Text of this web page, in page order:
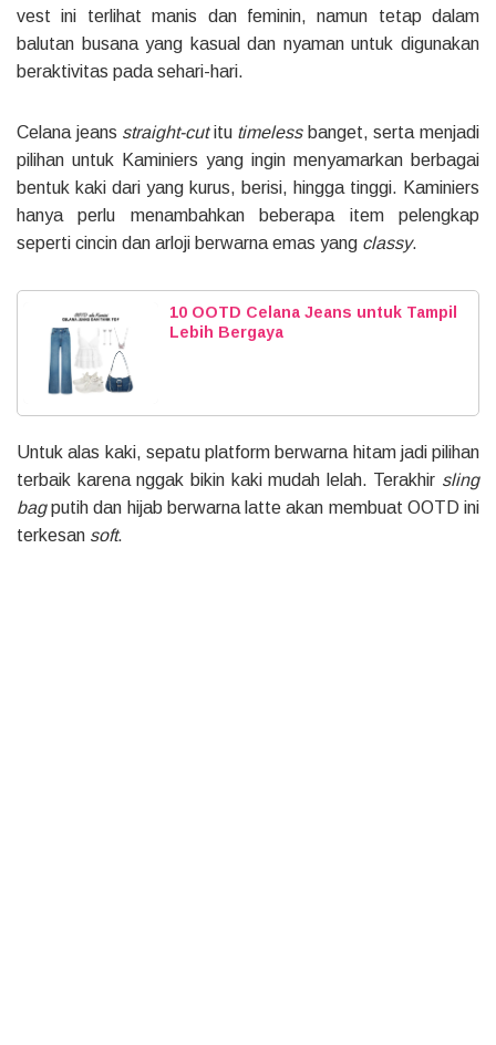
vest ini terlihat manis dan feminin, namun tetap dalam
balutan busana yang kasual dan nyaman untuk digunakan
beraktivitas pada sehari-hari.
Celana jeans straight-cutitu timeless banget, serta menjadi
pilihan untuk Kaminiers yang ingin menyamarkan berbagai
bentuk kaki dari yang kurus, berisi, hingga tinggi. Kaminiers
hanya perlu menambahkan beberapa item pelengkap
seperti cincin dan arloji berwarna emas yang classy.
10 OOTD Celana Jeans untuk Tampil
Lebih Bergaya
Untuk alas kaki, sepatu platform berwarna hitam jadi pilihan
terbaik karena nggak bikin kaki mudah lelah. Terakhir sling
bagputih dan hijab berwarna latte akan membuat OOTD ini
terkesan soft.